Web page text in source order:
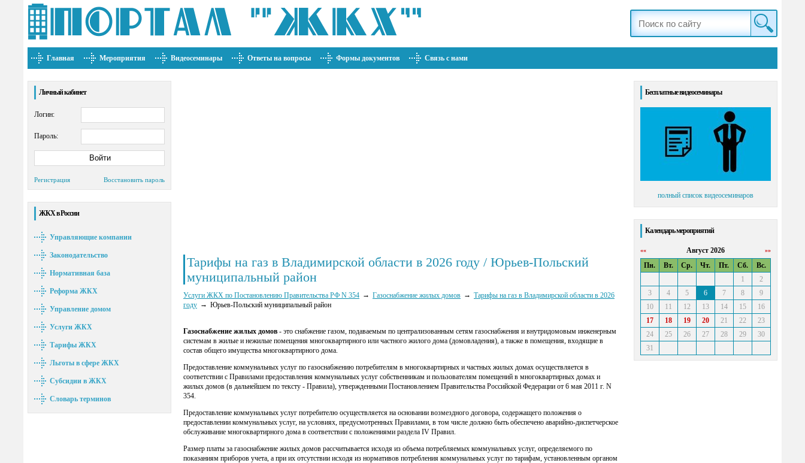
Главная Мероприятия Видеосеминары Ответы на вопросы Формы документов Связь с нами
Личный кабинет
Логин:
Пароль:
Регистрация Восстановить пароль
ЖКХ в России
Управляющие компании
Законодательство
Нормативная база
Реформа ЖКХ
Управление домом
Услуги ЖКХ
Тарифы ЖКХ
Льготы в сфере ЖКХ
Субсидии в ЖКХ
Словарь терминов
Тарифы на газ в Владимирской области в 2026 году / Юрьев-Польский
муниципальный район
Услуги ЖКХ по Постановлению Правительства РФ N 354 Газоснабжение жилых домов
Тарифы на газ в Владимирской области в 2026
году
Юрьев-Польский муниципальный район
Газоснабжение жилых домов - это снабжение газом, подаваемым по централизованным сетям газоснабжения и внутридомовым инженерным
системам в жилые и нежилые помещения многоквартирного или частного жилого дома (домовладения), а также в помещения, входящие в
состав общего имущества многоквартирного дома.
Предоставление коммунальных услуг по газоснабжению потребителям в многоквартирных и частных жилых домах осуществляется в
соответствии с Правилами предоставления коммунальных услуг собственникам и пользователям помещений в многоквартирных домах и
жилых домов (в дальнейшем по тексту - Правила), утвержденными Постановлением Правительства Российской Федерации от 6 мая 2011 г. N
354.
Предоставление коммунальных услуг потребителю осуществляется на основании возмездного договора, содержащего положения о
предоставлении коммунальных услуг, на условиях, предусмотренных Правилами, в том числе должно быть обеспечено аварийно-диспетчерское
обслуживание многоквартирного дома в соответствии с положениями раздела IV Правил.
Размер платы за газоснабжение жилых домов рассчитывается исходя из объема потребляемых коммунальных услуг, определяемого по
показаниям приборов учета, а при их отсутствии исходя из нормативов потребления коммунальных услуг по тарифам, установленным органом
Бесплатные видеосеминары
полный список видеосеминаров
Календарь мероприятий
«« »»
Август 2026
Пн.
Вт. Ср. Чт. Пт. Сб.
Вс.
1
2
3
4 5 6 7 8
9
10
11 12 13 14 15
16
17
18 19 20 21 22
23
24
25 26 27 28 29
30
31